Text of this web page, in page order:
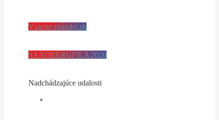
Vzácne známky.sk
SANDBERGFILA 2026
Nadchádzajúce udalosti